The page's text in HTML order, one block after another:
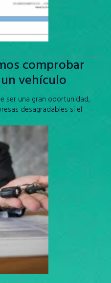
comprobar
vehículo
ser una gran oportunidad,
desagradables si el